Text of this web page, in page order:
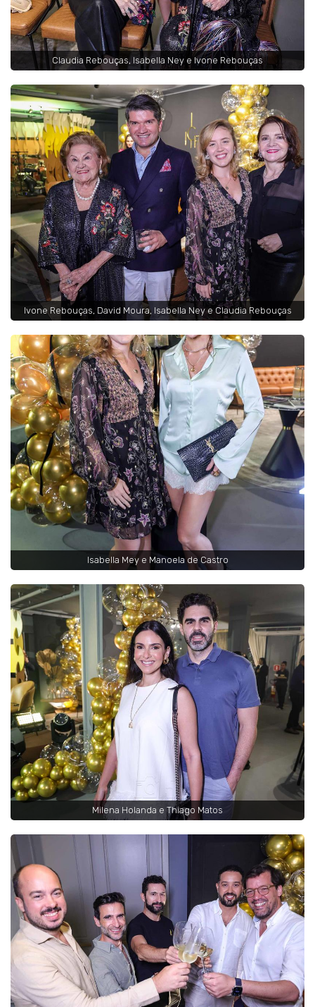
Claudia Rebouças, Isabella Ney e Ivone Rebouças
Ivone Rebouças, David Moura, Isabella Ney e Claudia Rebouças
Isabella Mey e Manoela de Castro
Milena Holanda e Thiago Matos